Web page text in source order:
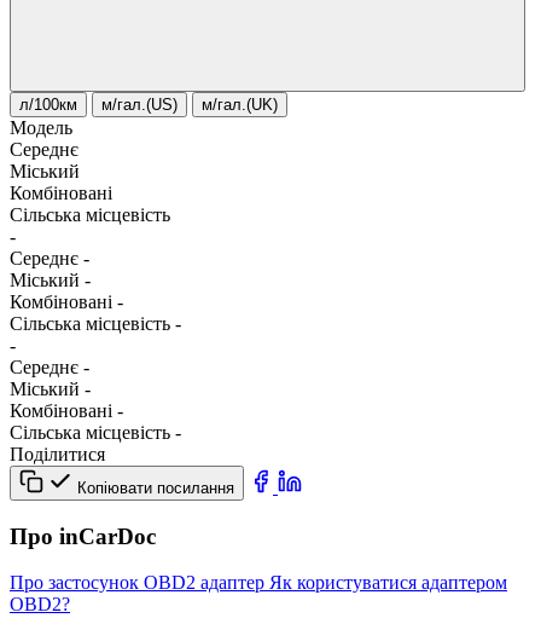
л/100км м/гал.(US) м/гал.(UK)
Модель
Середнє
Міський
Комбіновані
Сільська місцевість
-
Середнє -
Міський -
Комбіновані -
Сільська місцевість -
-
Середнє -
Міський -
Комбіновані -
Сільська місцевість -
Поділитися
Копіювати посилання
Про inCarDoc
Про застосунок OBD2 адаптер Як користуватися адаптером
OBD2?